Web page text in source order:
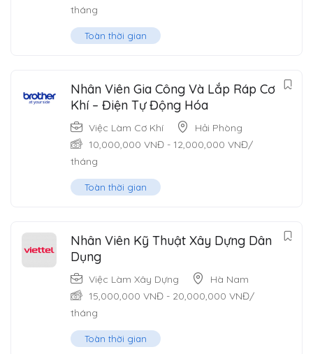
tháng
Toàn thời gian
Nhân Viên Gia Công Và Lắp Ráp Cơ
Khí – Điện Tự Động Hóa
Việc Làm Cơ Khí
Hải Phòng
10,000,000 VNĐ - 12,000,000 VNĐ/
tháng
Toàn thời gian
Nhân Viên Kỹ Thuật Xây Dựng Dân
Dụng
Việc Làm Xây Dựng
Hà Nam
15,000,000 VNĐ - 20,000,000 VNĐ/
tháng
Toàn thời gian